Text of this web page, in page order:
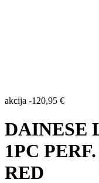
akcija -120,95 €
DAINESE
1PC
RED